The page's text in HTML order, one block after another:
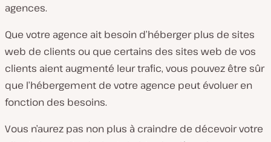
agences.
Que votre agence ait besoin d’héberger plus de sites
web de clients ou que certains des sites web de vos
clients aient augmenté leur trafic, vous pouvez être sûr
que l’hébergement de votre agence peut évoluer en
fonction des besoins.
Vous n’aurez pas non plus à craindre de décevoir votre